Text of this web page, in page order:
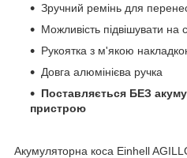
Зручний ремінь для
Можливість підвішувати на
Рукоятка з м'якою
Довга алюмінієва ручка
Поставляється БЕЗ
пристрою
Акумуляторна коса Einhell